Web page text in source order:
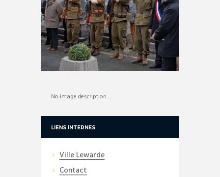
No image description ...
LIENS INTERNES
Ville Lewarde
Contact